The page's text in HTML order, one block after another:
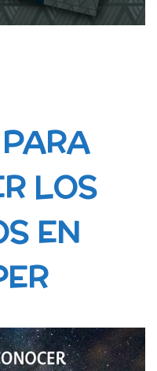
LOS
EN